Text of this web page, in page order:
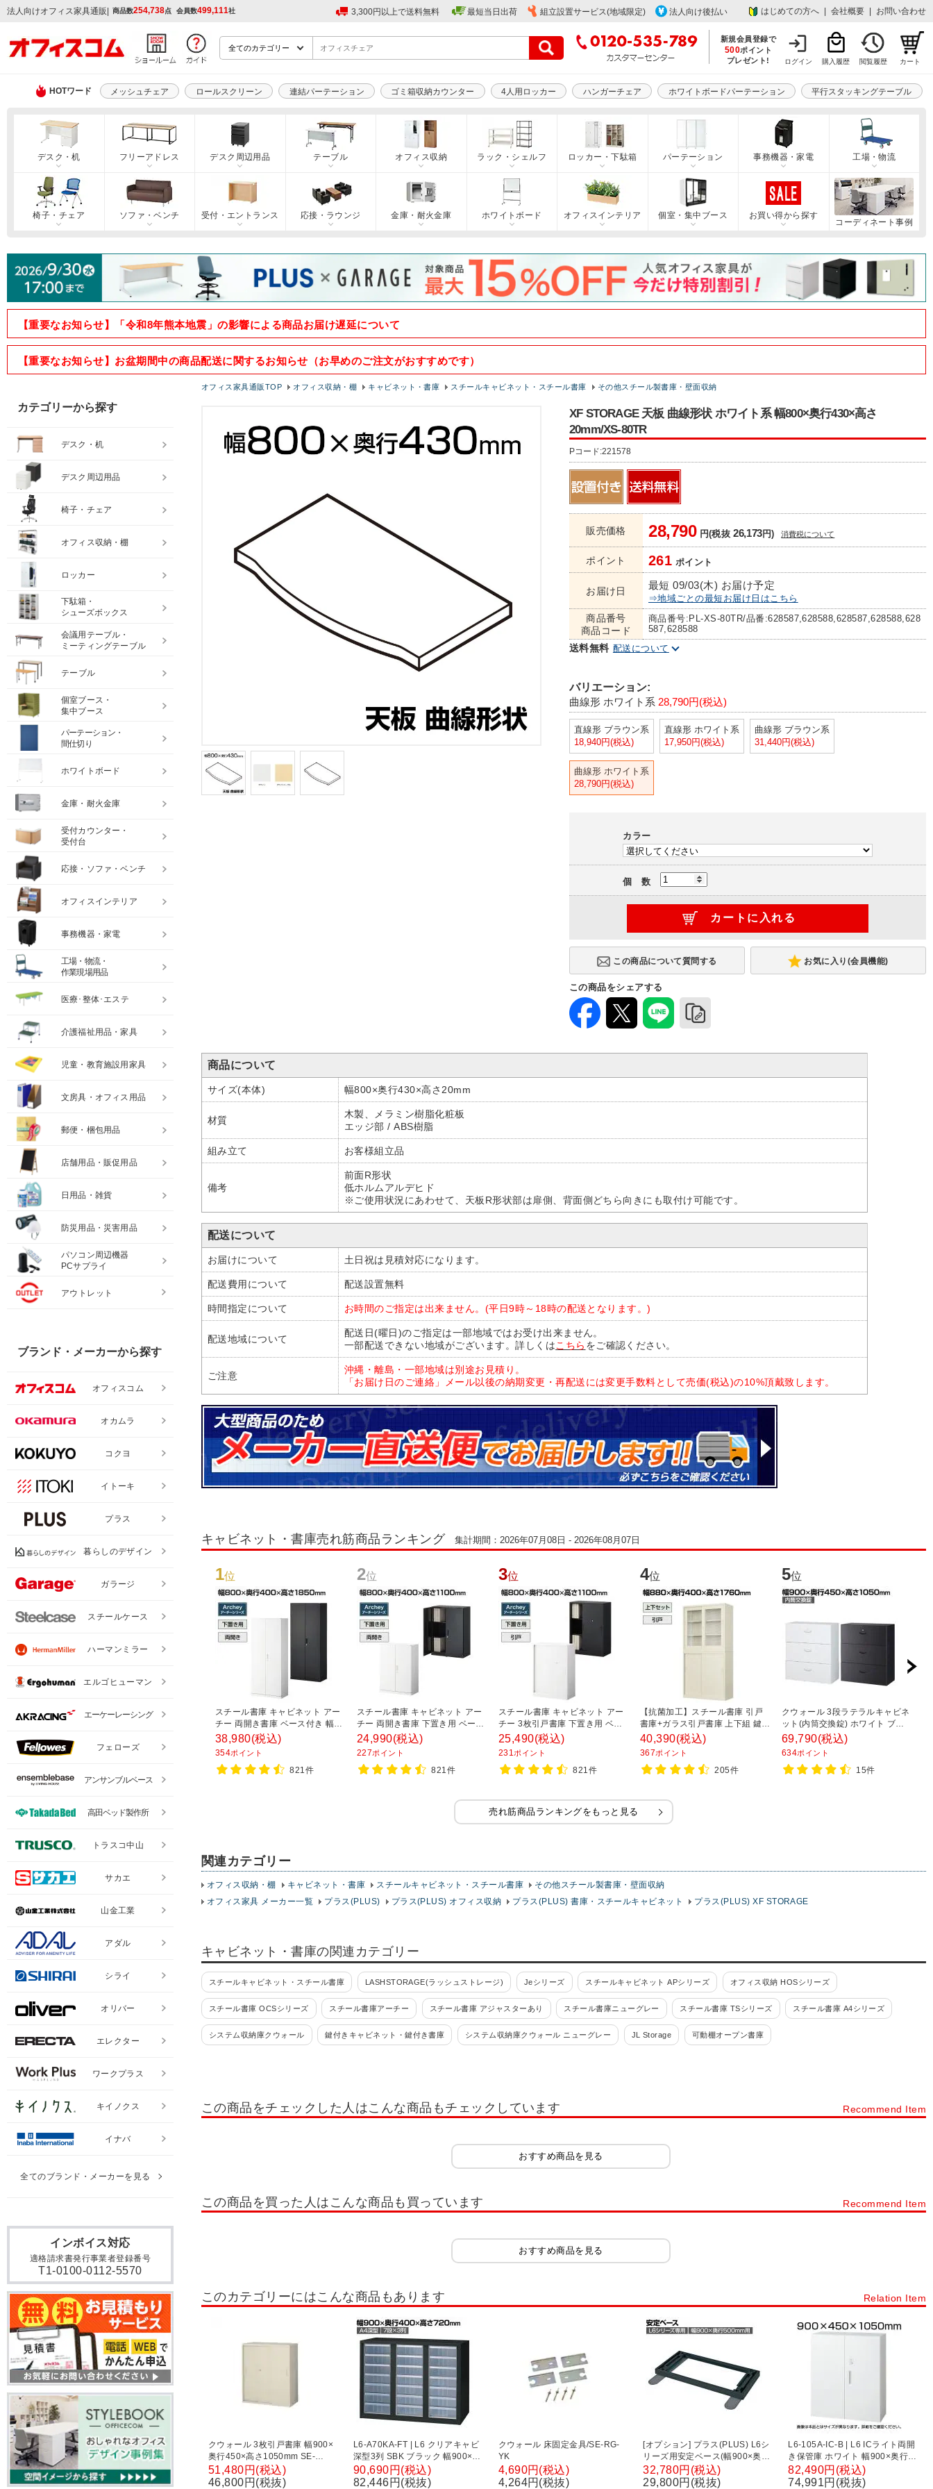
法人向けオフィス家具通販 | 商品数254,738点 会員数499,111社 3,300円以上で送料無料 最短当日出荷 組立設置サービス(地域限定) 法人向け後払い はじめての方へ 会社概要 お問い合わせ
新規会員登録で
500ポイント
プレゼント!
ログイン 購入履歴 閲覧履歴 カート
HOTワード メッシュチェア ロールスクリーン 連結パーテーション ゴミ箱収納カウンター 4人用ロッカー ハンガーチェア ホワイトボードパーテーション 平行スタッキングテーブル
デスク・机 フリーアドレス デスク周辺用品 テーブル オフィス収納 ラック・シェルフ ロッカー・下駄箱 パーテーション 事務機器・家電 工場・物流
椅子・チェア ソファ・ベンチ 受付・エントランス 応接・ラウンジ 金庫・耐火金庫 ホワイトボード オフィスインテリア 個室・集中ブース
お買い得から探す
コーディネート事例
【重要なお知らせ】「令和8年熊本地震」の影響による商品お届け遅延について
【重要なお知らせ】お盆期間中の商品配送に関するお知らせ（お早めのご注文がおすすめです）
オフィス家具通販TOP オフィス収納・棚 キャビネット・書庫 スチールキャビネット・スチール書庫 その他スチール製書庫・壁面収納
XF STORAGE 天板 曲線形状 ホワイト系 幅800×奥行430×高さ
20mm/XS-80TR
Pコード:221578
販売価格 28,790円(税抜26,173円) 消費税について
ポイント 261 ポイント
お届け日 最短 09/03(木) お届け予定
⇒地域ごとの最短お届け日はこちら
商品番号
商品コード
商品番号:PL-XS-80TR/品番:628587,628588,628587,628588,628
587,628588
送料無料 配送について
バリエーション:
曲線形 ホワイト系 28,790円(税込)
直線形 ブラウン系
18,940円(税込)
直線形 ホワイト系
17,950円(税込)
曲線形 ブラウン系
31,440円(税込)
曲線形 ホワイト系
28,790円(税込)
カラー
個 数
お気に入り(会員機能)
この商品をシェアする
商品について
サイズ(本体) 幅800×奥行430×高さ20mm
材質
木製、メラミン樹脂化粧板
エッジ部 / ABS樹脂
組み立て お客様組立品
備考
前面R形状
低ホルムアルデヒド
※ご使用状況にあわせて、天板R形状部は扉側、背面側どちら向きにも取付け可能です。
配送について
お届けについて 土日祝は見積対応になります。
配送費用について 配送設置無料
時間指定について お時間のご指定は出来ません。(平日9時～18時の配送となります。)
配送地域について
配送日(曜日)のご指定は一部地域ではお受け出来ません。
一部配送できない地域がございます。詳しくはこちら をご確認ください。
ご注意
沖縄・離島・一部地域は別途お見積り。
「お届け日のご連絡」メール以後の納期変更・再配送には変更手数料として売価(税込)の10%頂戴致します。
キャビネット・書庫売れ筋商品ランキング 集計期間：2026年07月08日 - 2026年08月07日
1位
スチール書庫 キャビネット アー
チー 両開き書庫 ベース付き 幅
800×奥行400×高さ1850mm
38,980(税込)
354ポイント
821件
2位
スチール書庫 キャビネット アー
チー 両開き書庫 下置き用 ベース
付き 幅800×奥行400×高さ
1100mm
24,990(税込)
227ポイント
821件
3位
スチール書庫 キャビネット アー
チー 3枚引戸書庫 下置き用 ベー
ス付き 幅800×奥行400×高さ
1100mm
25,490(税込)
231ポイント
821件
4位
【抗菌加工】スチール書庫 引戸
書庫+ガラス引戸書庫 上下組 鍵付
き オフィス キャビネット 国産 完
成品 【SIAA】
40,390(税込)
367ポイント
205件
5位
クウォール 3段ラテラルキャビネ
ット(内筒交換錠) ホワイト ブラ
ック 幅900×奥行450×高さ
1050mm/RW45-310D RK45-
310D 【国産】 【完成品】
69,790(税込)
634ポイント
15件
売れ筋商品ランキングをもっと見る
関連カテゴリー
オフィス収納・棚 キャビネット・書庫 スチールキャビネット・スチール書庫
その他スチール製書庫・壁面収納
オフィス家具 メーカー一覧
プラス(PLUS) プラス(PLUS) オフィス収納 プラス(PLUS) 書庫・スチールキャビネット プラス(PLUS) XF STORAGE
キャビネット・書庫の関連カテゴリー
スチールキャビネット・スチール書庫 LASHSTORAGE(ラッシュストレージ) Jeシリーズ スチールキャビネット APシリーズ オフィス収納 HOSシリーズ
スチール書庫 OCSシリーズ スチール書庫アーチー スチール書庫 アジャスターあり スチール書庫ニューグレー スチール書庫 TSシリーズ スチール書庫 A4シリーズ
システム収納庫クウォール 鍵付きキャビネット・鍵付き書庫 システム収納庫クウォール ニューグレー JL Storage 可動棚オープン書庫
書類整理ケース 高さ880mm(錠付・鍵付) 書類整理ケース デスク周辺型 書類整理ケース デスク周辺型(錠付・鍵付) ファイリングキャビネット
木製キャビネット・木製ラック・木製書庫 サイズオーダーラックタナリオ
木製役員用家具 チェスト・たんす カラーボックス
両開き書庫・両開きキャビネット ガラス戸書庫・ガラス扉キャビネット ラテラル書庫・引き出し書庫
組み合わせ書庫(セット書庫)
この商品をチェックした人はこんな商品もチェックしています Recommend Item
おすすめ商品を見る
この商品を買った人はこんな商品も買っています Recommend Item
おすすめ商品を見る
このカテゴリーにはこんな商品もあります Relation Item
クウォール 3枚引戸書庫 幅900×
奥行450×高さ1050mm SE-
RG45-310S ニューグレー オフィ
ス収納 スチール書庫 スチールキ
51,480円(税込)
46,800円(税抜)
L6-A70KA-FT | L6 クリアキャビ
深型3列 SBK ブラック 幅900×奥
行400×高さ720mm プラス
(PLUS)
90,690円(税込)
82,446円(税抜)
クウォール 床固定金具/SE-RG-
YK
4,690円(税込)
4,264円(税抜)
[オプション] プラス(PLUS) L6シ
リーズ用安定ベース(幅900×奥行
500mm用) L6-F11AB BK/MGY 国
産 幅900×奥行587×高さ56mm
32,780円(税込)
29,800円(税抜)
L6-105A-IC-B | L6 ICライト両開
き保管庫 ホワイト 幅900×奥行
450×高さ1050mm プラス(PLUS)
82,490円(税込)
74,991円(税抜)
インボイス対応
適格請求書発行事業者登録番号
T1-0100-0112-5570
カテゴリーから探す
デスク・机
デスク周辺用品
椅子・チェア
オフィス収納・棚
ロッカー
下駄箱・
シューズボックス
会議用テーブル・
ミーティングテーブル
テーブル
個室ブース・
集中ブース
パーテーション・
間仕切り
ホワイトボード
金庫・耐火金庫
受付カウンター・
受付台
応接・ソファ・ベンチ
オフィスインテリア
事務機器・家電
工場・物流・
作業現場用品
医療･整体･エステ
介護福祉用品・家具
児童・教育施設用家具
文房具・オフィス用品
郵便・梱包用品
店舗用品・販促用品
日用品・雑貨
防災用品・災害用品
パソコン周辺機器
PCサプライ
アウトレット
ブランド・メーカーから探す
オフィスコム
オカムラ
コクヨ
イトーキ
プラス
暮らしのデザイン
ガラージ
スチールケース
ハーマンミラー
エルゴヒューマン
エーケーレーシング
フェローズ
アンサンブルベース
高田ベッド製作所
トラスコ中山
サカエ
山金工業
アダル
シライ
オリバー
エレクター
ワークプラス
キイノクス
イナバ
全てのブランド・メーカーを見る